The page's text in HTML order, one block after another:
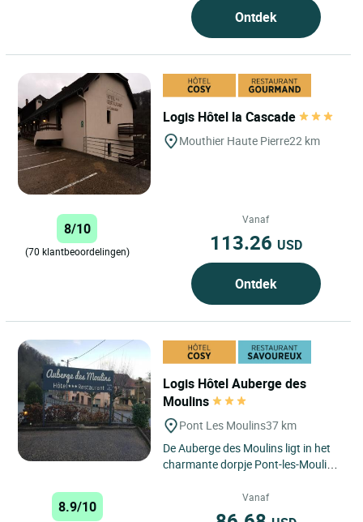
Ontdek
Logis Hôtel la Cascade
Mouthier Haute Pierre22 km
8/10
(70 klantbeoordelingen)
Vanaf
113.26 USD
Ontdek
Logis Hôtel Auberge des
Moulins
Pont Les Moulins37 km
De Auberge des Moulins ligt in het
charmante dorpje Pont-les-Moulins,
regio die bekend...
8.9/10
Vanaf